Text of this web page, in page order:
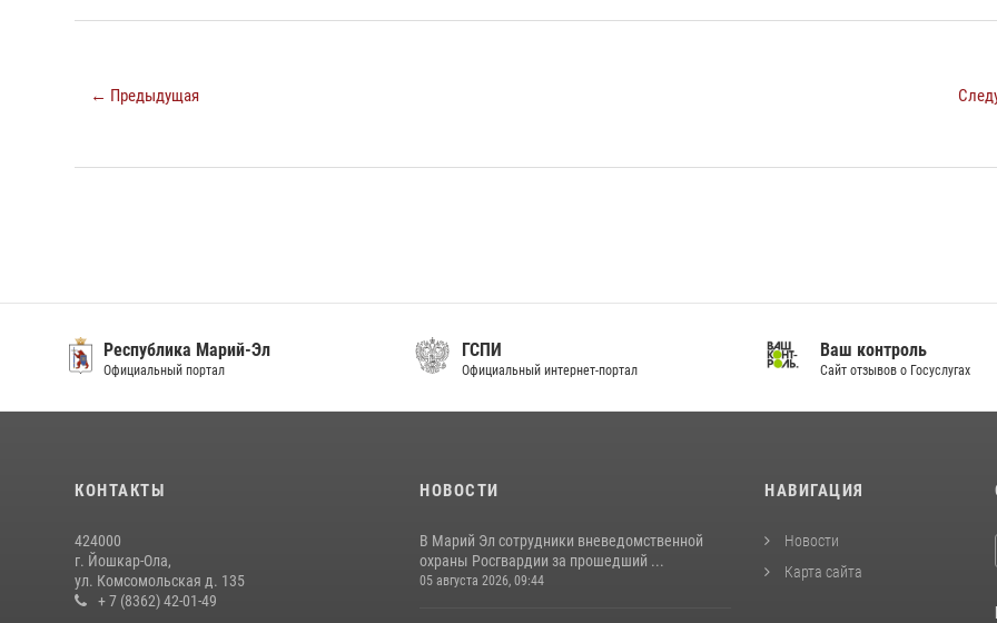
← Предыдущая
Республика Марий-Эл
Официальный портал
ГСПИ
Официальный интернет-портал
Ваш контроль
Сайт отзывов о Госуслугах
КОНТАКТЫ
424000
г. Йошкар-Ола,
ул. Комсомольская д. 135
+ 7 (8362) 42-01-49
НОВОСТИ
В Марий Эл сотрудники вневедомственной
охраны Росгвардии за прошедший ...
05 августа 2026, 09:44
НАВИГАЦИЯ
Новости
Карта сайта